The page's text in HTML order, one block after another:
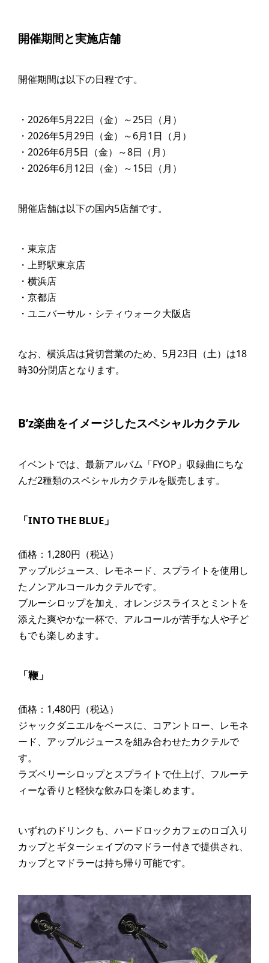
開催期間と実施店舗
開催期間は以下の日程です。
・2026年5月22日（金）～25日（月）
・2026年5月29日（金）～6月1日（月）
・2026年6月5日（金）～8日（月）
・2026年6月12日（金）～15日（月）
開催店舗は以下の国内5店舗です。
・東京店
・上野駅東京店
・横浜店
・京都店
・ユニバーサル・シティウォーク大阪店
なお、横浜店は貸切営業のため、5月23日（土）は18
時30分閉店となります。
B’z楽曲をイメージしたスペシャルカクテル
イベントでは、最新アルバム「FYOP」収録曲にちな
んだ2種類のスペシャルカクテルを販売します。
「INTO THE BLUE」
価格：1,280円（税込）
アップルジュース、レモネード、スプライトを使用し
たノンアルコールカクテルです。
ブルーシロップを加え、オレンジスライスとミントを
添えた爽やかな一杯で、アルコールが苦手な人や子ど
もでも楽しめます。
「鞭」
価格：1,480円（税込）
ジャックダニエルをベースに、コアントロー、レモネ
ード、アップルジュースを組み合わせたカクテルで
す。
ラズベリーシロップとスプライトで仕上げ、フルーテ
ィーな香りと軽快な飲み口を楽しめます。
いずれのドリンクも、ハードロックカフェのロゴ入り
カップとギターシェイプのマドラー付きで提供され、
カップとマドラーは持ち帰り可能です。